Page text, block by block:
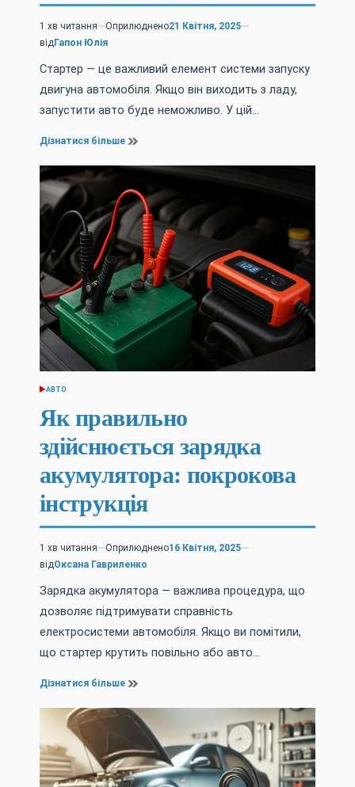
Орієнтовний
час
читання
1 хв читання Оприлюднено21 Квітня, 2025
відГапон Юлія
Стартер — це важливий елемент системи запуску
двигуна автомобіля. Якщо він виходить з ладу,
запустити авто буде неможливо. У цій…
Дізнатися більше
ОПУБЛІКУВАТИ
АВТО
Як правильно
здійснюється зарядка
акумулятора: покрокова
інструкція
Орієнтовний
час
читання
1 хв читання Оприлюднено16 Квітня, 2025
відОксана Гавриленко
Зарядка акумулятора — важлива процедура, що
дозволяє підтримувати справність
електросистеми автомобіля. Якщо ви помітили,
що стартер крутить повільно або авто…
Дізнатися більше